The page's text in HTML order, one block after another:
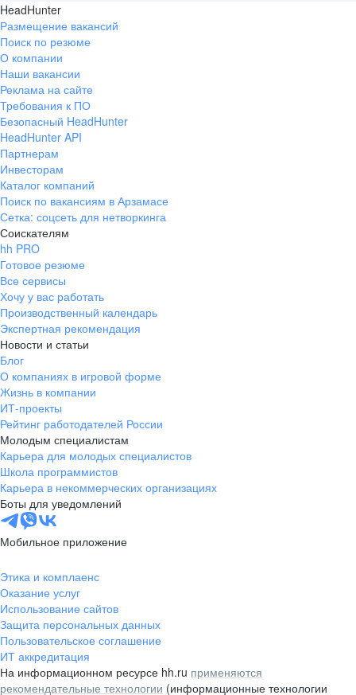
HeadHunter
Размещение вакансий
Поиск по резюме
О компании
Наши вакансии
Реклама на сайте
Требования к ПО
Безопасный HeadHunter
HeadHunter API
Партнерам
Инвесторам
Каталог компаний
Поиск по вакансиям в Арзамасе
Сетка: соцсеть для нетворкинга
Соискателям
hh PRO
Готовое резюме
Все сервисы
Хочу у вас работать
Производственный календарь
Экспертная рекомендация
Новости и статьи
Блог
О компаниях в игровой форме
Жизнь в компании
ИТ-проекты
Рейтинг работодателей России
Молодым специалистам
Карьера для молодых специалистов
Школа программистов
Карьера в некоммерческих организациях
Боты для уведомлений
Мобильное приложение
Этика и комплаенс
Оказание услуг
Использование сайтов
Защита персональных данных
Пользовательское соглашение
ИТ аккредитация
На информационном ресурсе hh.ru применяются
рекомендательные технологии (информационные технологии